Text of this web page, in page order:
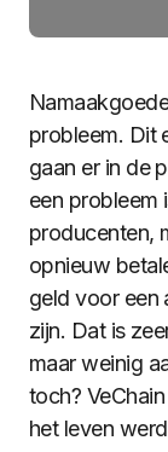
probleem. Dit
gaan er in de
een probleem
producenten,
opnieuw
geld voor een
zijn. Dat is
maar weinig
toch?
het leven